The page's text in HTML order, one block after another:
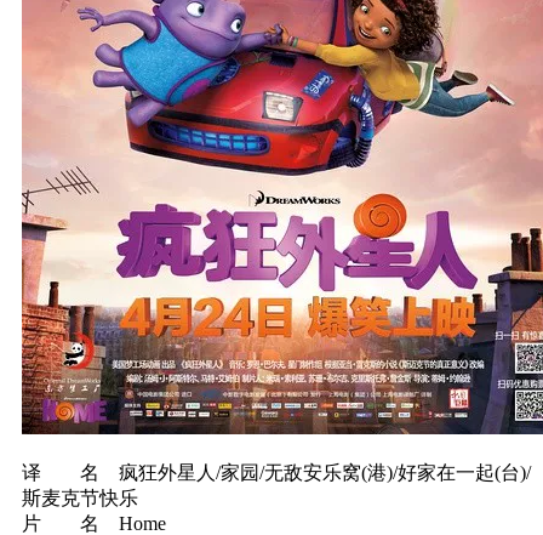
译 名 疯狂外星人/家园/无敌安乐窝(港)/好家在一起(台)/
斯麦克节快乐
片 名 Home